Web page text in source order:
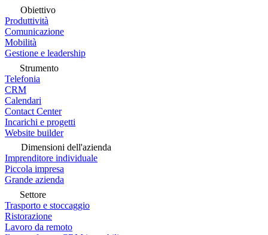
Obiettivo
Produttività
Comunicazione
Mobilità
Gestione e leadership
Strumento
Telefonia
CRM
Calendari
Contact Center
Incarichi e progetti
Website builder
Dimensioni dell'azienda
Imprenditore individuale
Piccola impresa
Grande azienda
Settore
Trasporto e stoccaggio
Ristorazione
Lavoro da remoto